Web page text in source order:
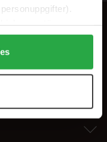
accepterar du
kan anpassa
som helst återkalla